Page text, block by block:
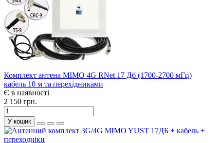
Комплект антена MIMO 4G RNet 17 Дб (1700-2700 мГц)
кабель 10 м та перехідниками
Є в наявності
2 150 грн.
У кошик